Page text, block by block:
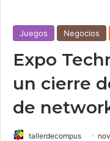
Juegos Negocios
Expo
un cierre
de
tallerdecompus